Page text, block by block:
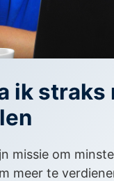
ik straks
missie om
meer te